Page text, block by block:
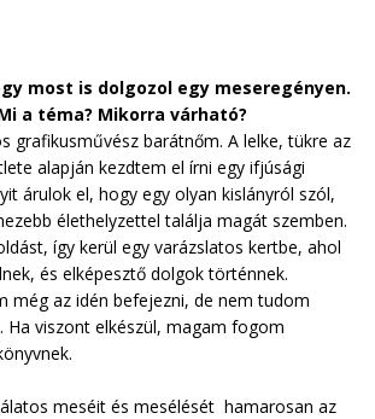
most is dolgozol egy meseregényen.
a téma? Mikorra várható?
grafikusművész barátnőm. A lelke, tükre az
alapján kezdtem el írni egy ifjúsági
árulok el, hogy egy olyan kislányról szól,
élethelyzettel találja magát szemben.
így kerül egy varázslatos kertbe, ahol
és elképesztő dolgok történnek.
még az idén befejezni, de nem tudom
Ha viszont elkészül, magam fogom
meséit és mesélését hamarosan az